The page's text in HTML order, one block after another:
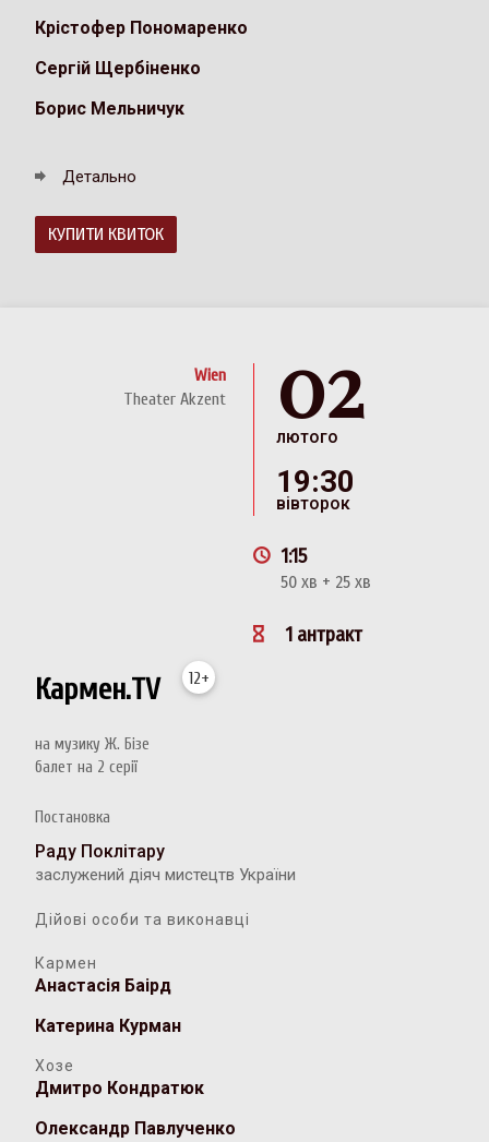
Крістофер Пономаренко
Сергій Щербіненко
Борис Мельничук
Детально
КУПИТИ КВИТОК
Wien
Theater Akzent
02
лютого
19:30
вівторок
1:15
50 хв + 25 хв
1 антракт
Кармен.TV 12+
на музику Ж. Бізе
балет на 2 серії
Постановка
Раду Поклітару
заслужений діяч мистецтв України
Дійові особи та виконавці
Кармен
Анастасія Баірд
Катерина Курман
Хозе
Дмитро Кондратюк
Олександр Павлученко